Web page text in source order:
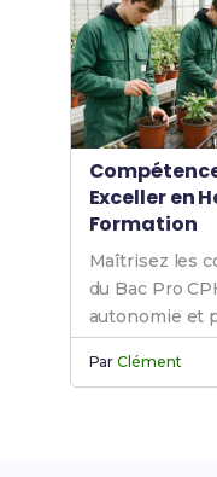
Exceller en
Formation
Maîtrisez les
du Bac Pro
autonomie et
horticulture.
ParClément